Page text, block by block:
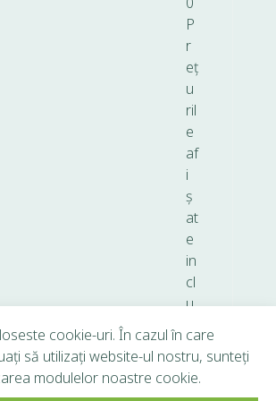
P
r
eț
u
ril
e
af
i
ș
at
e
in
cl
u
T
V
A.
cookie-uri. În cazul în care
să utilizați website-ul nostru, sunteți
modulelor noastre cookie.